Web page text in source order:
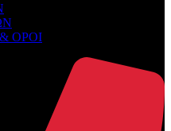
ΟΡΟΙ